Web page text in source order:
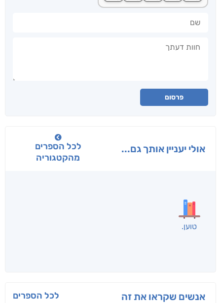
פרסום
אולי יעניין אותך גם...
לכל הספרים
מהקטגוריה
בפנוכו תרדמת